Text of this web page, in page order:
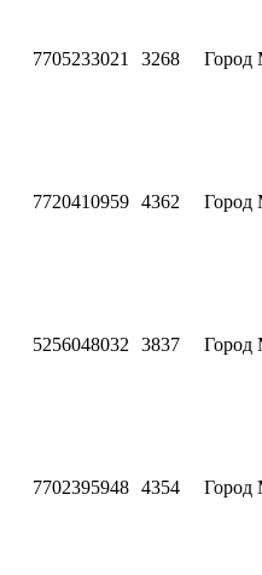
7705233021 3268 Город
7720410959 4362 Город
5256048032 3837 Город
7702395948 4354 Город